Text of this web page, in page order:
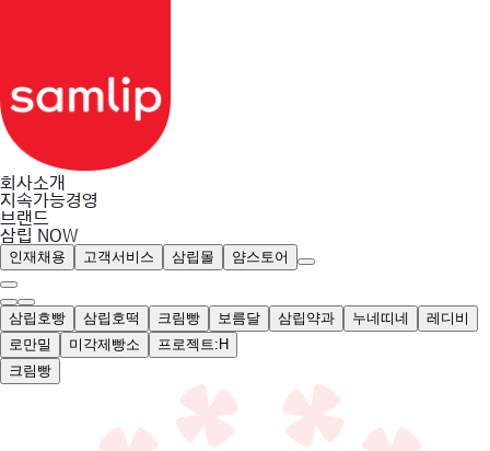
회사소개
지속가능경영
브랜드
삼립 NOW
인재채용 고객서비스 삼립몰 얌스토어
삼립호빵 삼립호떡 크림빵 보름달 삼립약과 누네띠네
레디비
로만밀
미각제빵소
프로젝트:H
크림빵